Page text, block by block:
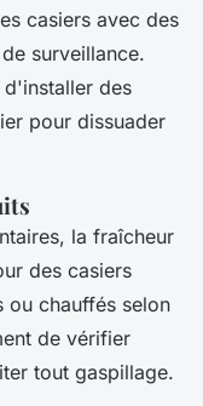
casiers avec des
surveillance.
des
pour dissuader
la fraîcheur
des casiers
ou chauffés selon
de vérifier
tout gaspillage.